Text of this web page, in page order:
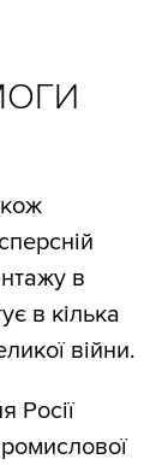
в
в кілька
війни.
Росії